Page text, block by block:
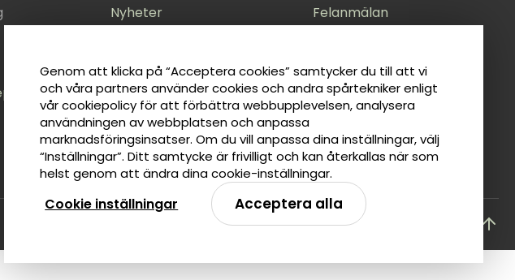
Genom att klicka på “Acceptera cookies” samtycker du till att vi
och våra partners använder cookies och andra spårtekniker enligt
vår cookiepolicy för att förbättra webbupplevelsen, analysera
användningen av webbplatsen och anpassa
marknadsföringsinsatser. Om du vill anpassa dina inställningar, välj
“Inställningar”. Ditt samtycke är frivilligt och kan återkallas när som
helst genom att ändra dina cookie-inställningar.
Cookie inställningar Acceptera alla
Nyheter
Kommunens Instagram
Webmail
Intranät
Felanmälan
Lediga jobb
Tillgänglighetsredogörelse
Tillbaka till toppen av sidan